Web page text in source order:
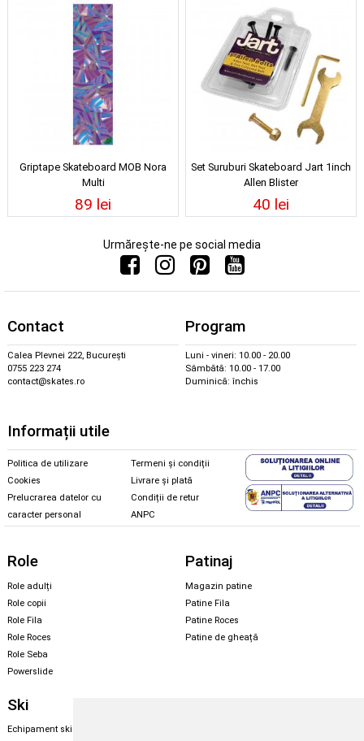
Griptape Skateboard MOB Nora
Multi
89 lei
Set Suruburi Skateboard Jart 1inch
Allen Blister
40 lei
Urmărește-ne pe social media
Contact
Calea Plevnei 222, București
0755 223 274
contact@skates.ro
Program
Luni - vineri: 10.00 - 20.00
Sâmbătă: 10.00 - 17.00
Duminică: închis
Informații utile
Politica de utilizare
Cookies
Prelucrarea datelor cu
caracter personal
Termeni și condiții
Livrare și plată
Condiții de retur
ANPC
Role
Role adulți
Role copii
Role Fila
Role Roces
Role Seba
Powerslide
Patinaj
Magazin patine
Patine Fila
Patine Roces
Patine de gheață
Ski
Echipament ski